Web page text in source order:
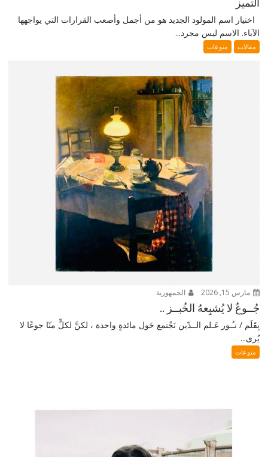
التميز
اختيار اسم المولود الجديد هو من أجمل وأصعب القرارات التي يواجهها
الآباء. الاسم ليس مجرد...
مقالات منوعات
مارس 15, 2026 الجمهورية
جُــوعٌ لا يُشبِعهُ الخُبــز ..
بِقَلَم / نـُـور عَـلم الــدّين نَجْتمع حَول مائدةٍ واحدة ، لكنَّ لكلٍّ منّا جوعًا لا
يُرى...
منوعات